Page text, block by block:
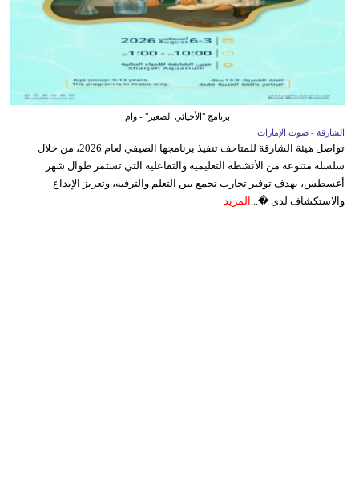
برنامج "الأحيائي الصغير" - وام
الشارقة - صوت الإمارات
تواصل هيئة الشارقة للمتاحف تنفيذ برنامجها الصيفي لعام 2026، من خلال
سلسلة متنوعة من الأنشطة التعليمية والتفاعلية التي تستمر طوال شهر
أغسطس، بهدف توفير تجارب تجمع بين التعلم والترفيه، وتعزيز الإبداع
والاستكشاف لدى �... المزيد